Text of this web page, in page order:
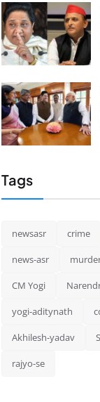
Tags
newsasr crime
news-asr
CM Yogi
yogi-aditynath
Akhilesh-yadav
rajyo-se